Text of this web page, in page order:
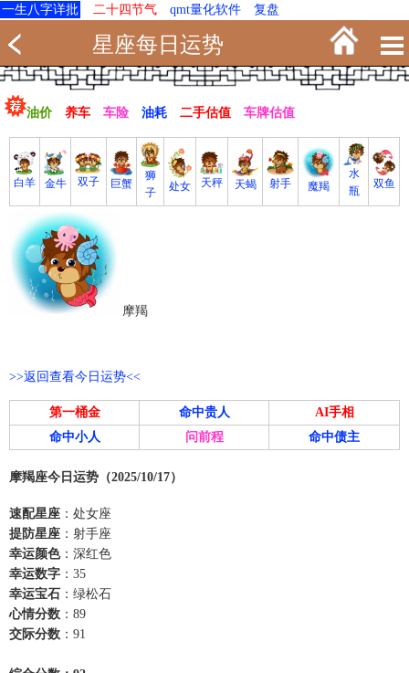
一生八字详批 二十四节气 qmt量化软件 复盘
星座每日运势
油价 养车 车险 油耗 二手估值 车牌估值
白羊 金牛 双子 巨蟹
狮
子
处女 天秤 天蝎 射手 魔羯
水
瓶
双鱼
摩羯
>>返回查看今日运势<<
第一桶金 命中贵人
AI手相
命中小人
问前程 命中债主
摩羯座今日运势（2025/10/17）
速配星座 ：处女座
提防星座 ：射手座
幸运颜色：深红色
幸运数字 ：35
幸运宝石 ：绿松石
心情分数 ：89
交际分数 ：91